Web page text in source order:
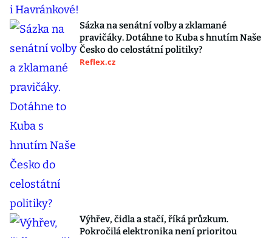
Sázka na senátní volby a zklamané
pravičáky. Dotáhne to Kuba s hnutím Naše
Česko do celostátní politiky?
Reflex.cz
Výhřev, čidla a stačí, říká průzkum.
Pokročilá elektronika není prioritou